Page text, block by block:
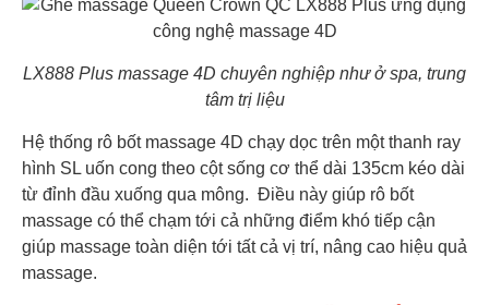
LX888 Plus massage 4D chuyên nghiệp như ở spa, trung
tâm trị liệu
Hệ thống rô bốt massage 4D chạy dọc trên một thanh ray
hình SL uốn cong theo cột sống cơ thể dài 135cm kéo dài
từ đỉnh đầu xuống qua mông. Điều này giúp rô bốt
massage có thể chạm tới cả những điểm khó tiếp cận
giúp massage toàn diện tới tất cả vị trí, nâng cao hiệu quả
massage.